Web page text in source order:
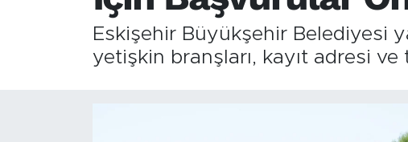
Eskişehir Büyükşehir Belediyesi
yetişkin branşları, kayıt adresi